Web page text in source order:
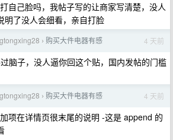
自己脸吗，我帖子写的让商家写清楚，没人
明了没人会细看，亲自打脸
› 购买大件电器有感 4 天前
脑子，没人逼你回这个贴，国内发帖的门槛
› 购买大件电器有感 4 天前
项在详情页很末尾的说明 -这是 append 的